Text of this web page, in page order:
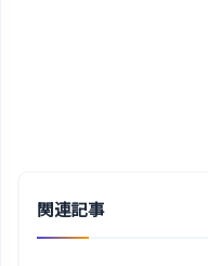
関連記事